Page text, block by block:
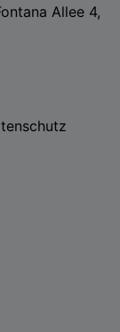
Allee 4,